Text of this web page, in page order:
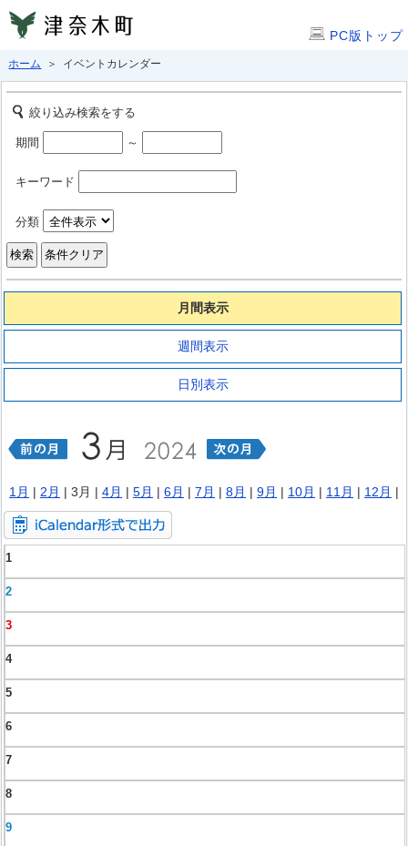
PC版トップ
ホーム ＞ イベントカレンダー
絞り込み検索をする
期間 ～
キーワード
分類
月間表示
週間表示
日別表示
1月 | 2月 | 3月 | 4月 | 5月 | 6月 | 7月 | 8月 | 9月 | 10月 | 11月 | 12月 |
1
2
3
4
5
6
7
8
9